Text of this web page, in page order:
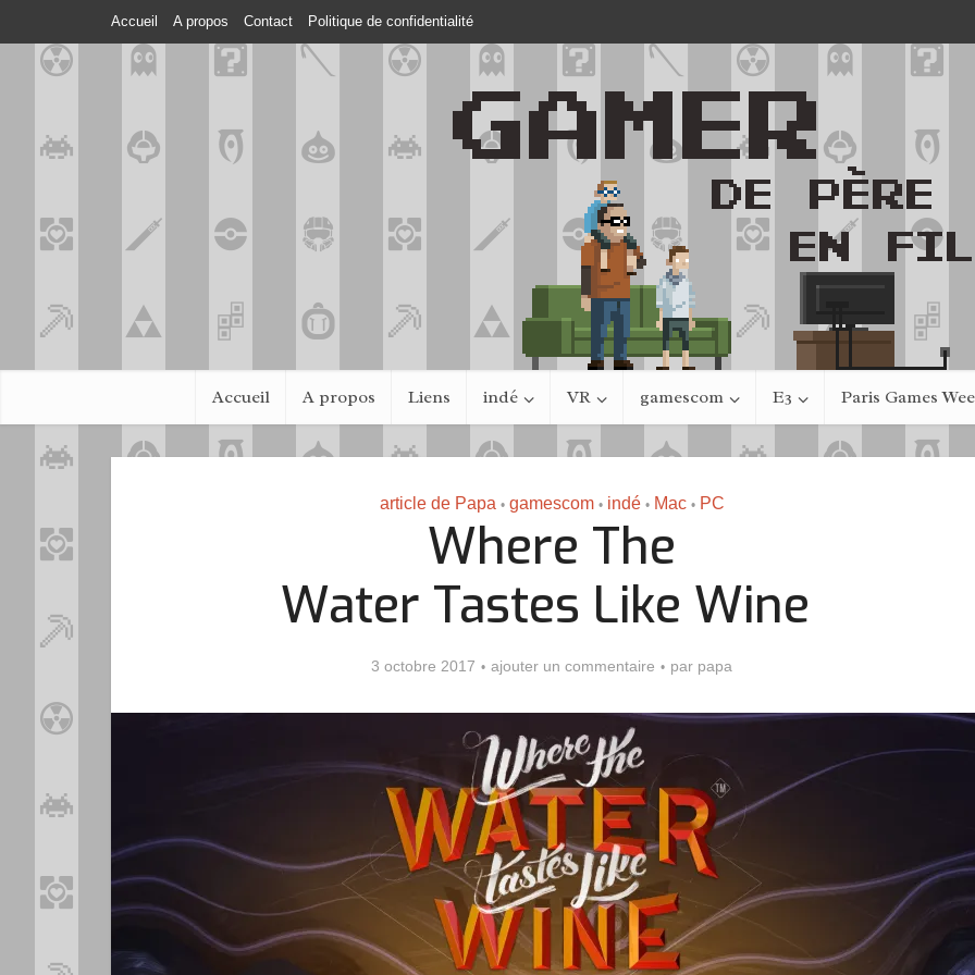
Accueil A propos Contact Politique de confidentialité
Accueil A propos Liens indé VR gamescom E3 Paris Games
article de Papa • gamescom • indé • Mac • PC
Where The
Water Tastes Like Wine
3 octobre 2017 ajouter un commentaire par papa
Looking for Fael
Assassin’s Creed Black